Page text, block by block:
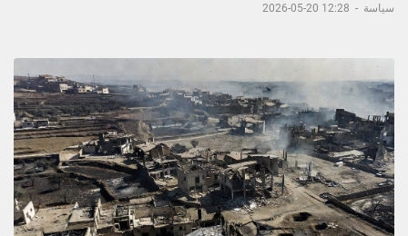
سياسة -
12:28 20-05-2026